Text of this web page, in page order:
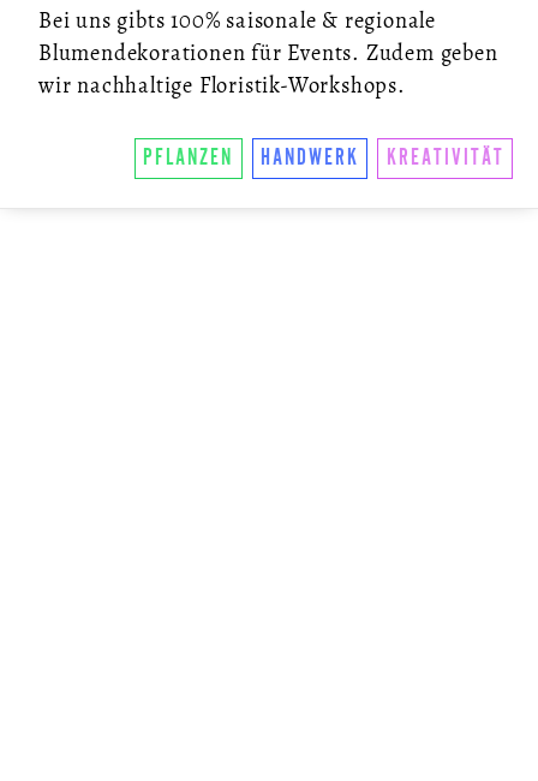
Bei uns gibts 100% saisonale & regionale
Blumendekorationen für Events. Zudem geben
wir nachhaltige Floristik-Workshops.
PFLANZEN HANDWERK KREATIVITÄT